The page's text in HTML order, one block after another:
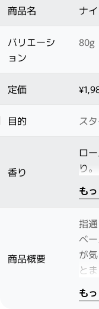
商品名 ナ
バリエーシ
ョン
80g
定価
目的 ス
香り
ロ
り。
も
商品概要
指
ベ
が
と
グ
感
も